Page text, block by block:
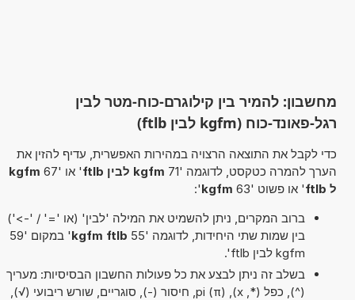
מחשבון: להמיר בין קילוגרם-כוח-מטר לבין
רגל-פאונד-כוח (kgfm לבין ftlb)
כדי לקבל את התוצאה הרצויה במהירות האפשרית, עדיף להזין את
הערך להמרה כטקסט, לדוגמה '71
kgfm לבין ftlb ' או '67
kgfm
ל ftlb
' או פשוט '63 kgfm
':
ברוב המקרים, ניתן להשמיט את המילה 'לבין' (או '=' / '->')
בין שמות שתי היחידות, לדוגמה '55
kgfm ftlb
' במקום '59
kgfm לבין ftlb'.
בשלב זה ניתן לבצע את כל פעולות החשבון הבסיסיות: מעריך
(^), כפל (*, x), pi (π), חיסור (-), סוגריים, שורש ריבועי (√),